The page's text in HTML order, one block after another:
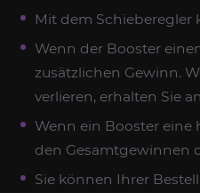
Mit dem Schieberegler
Wenn der Booster
zusätzlichen Gewinn.
verlieren, erhalten Sie
Wenn ein Booster eine
den Gesamtgewinnen
Sie können Ihrer